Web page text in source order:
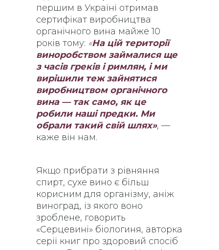
першим в Україні отримав
сертифікат виробництва
органічного вина майже 10
років тому: «На цій території
виноробством займалися ще
з часів греків і римлян, і ми
вирішили теж зайнятися
виробництвом органічного
вина — так само, як це
робили наші предки. Ми
обрали такий свій шлях», —
каже він нам.
Якщо прибрати з рівняння
спирт, сухе вино є більш
корисним для організму, аніж
виноград, із якого воно
зроблене, говорить
«Серцевині» біологиня, авторка
серії книг про здоровий спосіб